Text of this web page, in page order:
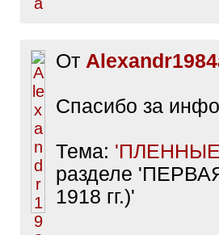
От
Спасибо за
Тема: 'ПЛЕННЫЕ
разделе
1918 гг.)'